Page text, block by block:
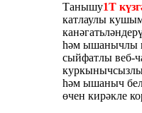
Танышу1Т
катлаулы
һәм ышанычлы
сыйфатлы веб-
һәм ышаныч
өчен кирәкле